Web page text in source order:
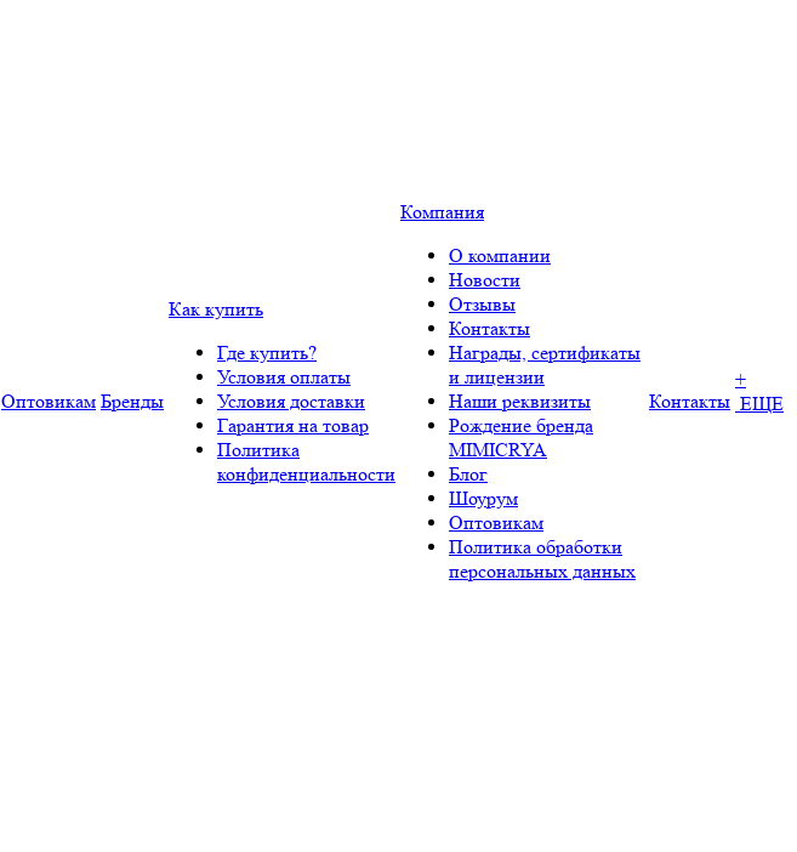
Оптовикам Бренды
Как купить
Где купить?
Условия оплаты
Условия доставки
Гарантия на товар
Политика
конфиденциальности
Компания
О компании
Новости
Отзывы
Контакты
Награды, сертификаты
и лицензии
Наши реквизиты
Рождение бренда
MIMICRYA
Блог
Шоурум
Оптовикам
Политика обработки
персональных данных
Контакты
+
ЕЩЕ